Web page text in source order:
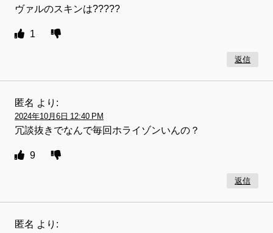
ヴァルのスキンは?????
1
返信
匿名 より:
2024年10月6日 12:40 PM
冗談抜きでなんで毎回ホライゾンいんの？
9
返信
匿名 より: